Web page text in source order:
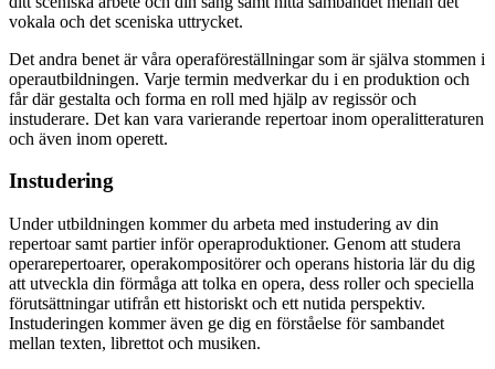
vokala och det sceniska uttrycket.
Det andra benet är våra operaföreställningar som är själva stommen i
operautbildningen. Varje termin medverkar du i en produktion och
får där gestalta och forma en roll med hjälp av regissör och
instuderare. Det kan vara varierande repertoar inom operalitteraturen
och även inom operett.
Instudering
Under utbildningen kommer du arbeta med instudering av din
repertoar samt partier inför operaproduktioner. Genom att studera
operarepertoarer, operakompositörer och operans historia lär du dig
att utveckla din förmåga att tolka en opera, dess roller och speciella
förutsättningar utifrån ett historiskt och ett nutida perspektiv.
Instuderingen kommer även ge dig en förståelse för sambandet
mellan texten, librettot och musiken.